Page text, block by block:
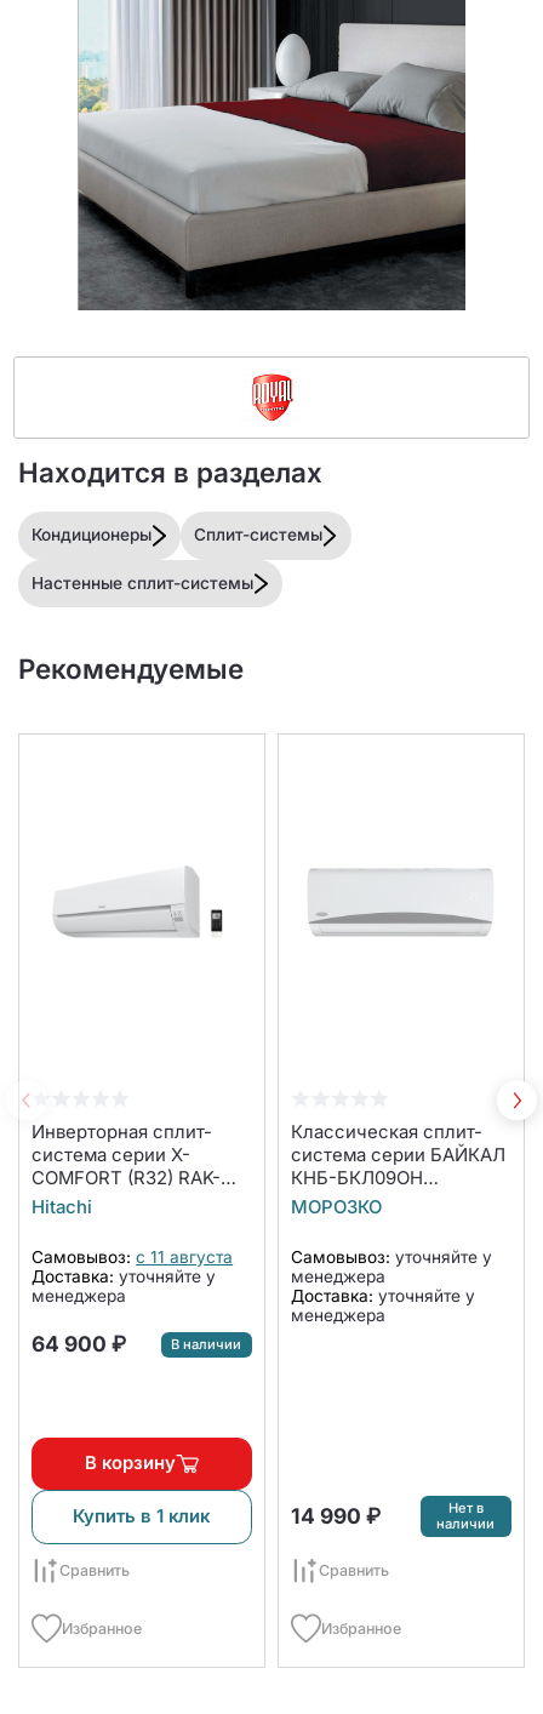
Находится в разделах
Кондиционеры Сплит-системы
Настенные сплит-системы
Рекомендуемые
Инверторная сплит-
система серии X-
COMFORT (R32) RAK-
25REF/RAC-25WEF
Hitachi
Самовывоз: с 11 августа
Доставка: уточняйте у
менеджера
64 900 ₽ В наличии
В корзину
Купить в 1 клик
Сравнить
Избранное
Классическая сплит-
система серии БАЙКАЛ
КНБ-БКЛ09ОН
(комплект)
МОРОЗКО
Самовывоз: уточняйте у
менеджера
Доставка: уточняйте у
менеджера
14 990 ₽
Нет в
наличии
Сравнить
Избранное